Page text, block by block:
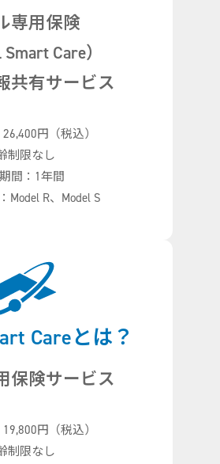
専用保険
Smart Care）
共有サービス
円（税込）
制限なし
間：1年間
Model R、Model S
Careとは？
保険サービス
円（税込）
制限なし